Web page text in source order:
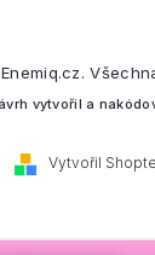
Vytvořil
Enemiq.cz.
vytvořil a